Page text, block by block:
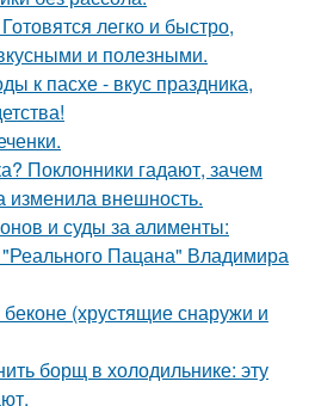
легко и быстро,
и полезными.
к пасхе - вкус праздника,
Поклонники гадают, зачем
изменила внешность.
и суды за алименты:
"Реального Пацана" Владимира
(хрустящие снаружи и
борщ в холодильнике: эту